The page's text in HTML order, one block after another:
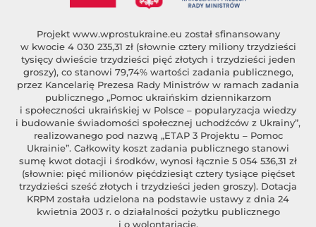
Projekt www.wprostukraine.eu został sfinansowany
w kwocie 4 030 235,31 zł (słownie cztery miliony trzydzieści
tysięcy dwieście trzydzieści pięć złotych i trzydzieści jeden
groszy), co stanowi 79,74% wartości zadania publicznego,
przez Kancelarię Prezesa Rady Ministrów w ramach zadania
publicznego „Pomoc ukraińskim dziennikarzom
i społeczności ukraińskiej w Polsce – popularyzacja wiedzy
i budowanie świadomości społecznej uchodźców z Ukrainy”,
realizowanego pod nazwą „ETAP 3 Projektu – Pomoc
Ukrainie”. Całkowity koszt zadania publicznego stanowi
sumę kwot dotacji i środków, wynosi łącznie 5 054 536,31 zł
(słownie: pięć milionów pięćdziesiąt cztery tysiące pięćset
trzydzieści sześć złotych i trzydzieści jeden groszy). Dotacja
KRPM została udzielona na podstawie ustawy z dnia 24
kwietnia 2003 r. o działalności pożytku publicznego
i o wolontariacie.